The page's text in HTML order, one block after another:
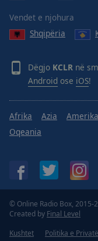
Dialog
End
window.
Vendet e njohura
Shqipëria
Dëgjo KCLR në
Android ose iOS!
Afrika Azia
Oqeania
© Online Radio Box, 2015-
Created by Final Level
Kushtet
Politika e